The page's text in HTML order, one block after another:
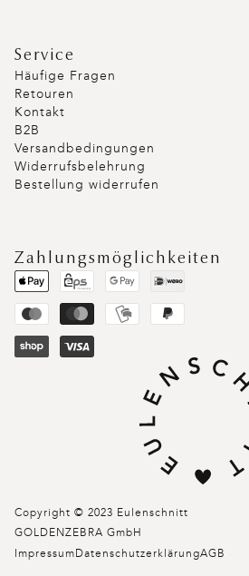
IN DEN WARENKORB
Service
Häufige Fragen
Retouren
Kontakt
B2B
Versandbedingungen
Widerrufsbelehrung
Bestellung widerrufen
Zahlungsmöglichkeiten
Copyright © 2023 Eulenschnitt
GOLDENZEBRA GmbH
ImpressumDatenschutzerklärungAGB